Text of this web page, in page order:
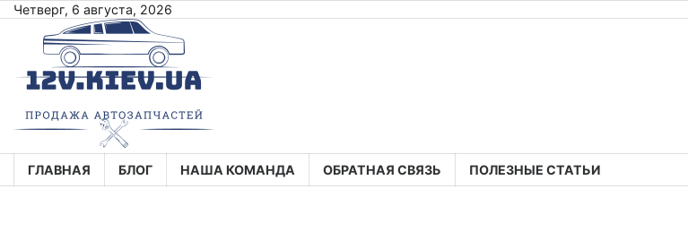
Skip
content
Четверг, 6 августа, 2026
ГЛАВНАЯ БЛОГ НАША КОМАНДА ОБРАТНАЯ СВЯЗЬ ПОЛЕЗНЫЕ СТАТЬИ